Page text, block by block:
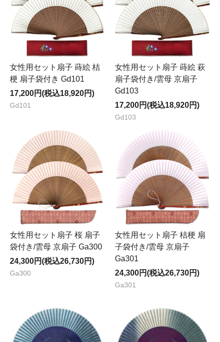
女性用セット扇子 蒔絵 桔
梗 扇子袋付き Gd101
17,200円(税込18,920円)
Gd101
女性用セット扇子 蒔絵 萩
扇子袋付き/雲母 京扇子
Gd103
17,200円(税込18,920円)
Gd103
女性用セット扇子 桜 扇子
袋付き/雲母 京扇子 Ga300
24,300円(税込26,730円)
Ga300
女性用セット扇子 桔梗 扇
子袋付き/雲母 京扇子
Ga301
24,300円(税込26,730円)
Ga301